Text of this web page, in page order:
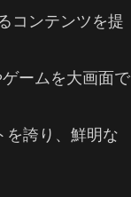
コンテンツを提
ームを大画面で
を誇り、鮮明な